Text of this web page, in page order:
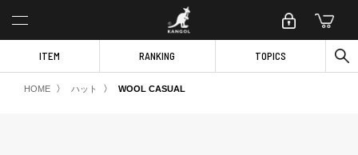
ITEM RANKING TOPICS
HOME 〉 ハット 〉 WOOL CASUAL